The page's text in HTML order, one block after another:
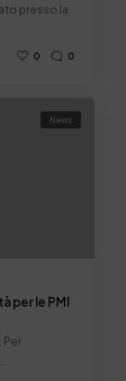
presso la
0 0
News
per le PMI
Per